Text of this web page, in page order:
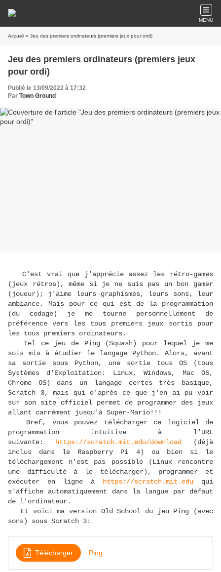
MENU
Accueil » Jeu des premiers ordinateurs (premiers jeux pour ordi)
Jeu des premiers ordinateurs (premiers jeux
pour ordi)
Publié le 13/09/2022 à 17:32
Par Town Ground
C'est vrai que j'apprécie assez les rétro-games
(jeux rétros), même si je ne suis pas un bon gamer
(joueur); j'aime leurs graphismes, leurs sons, leur
ambiance. Mais pour ce qui est de la programmation
(du codage) je me tourne personnellement de
préférence vers les tous premiers jeux sortis pour
les tous premiers ordinateurs.
Tel ce jeu de Ping (Squash) pour lequel je me
suis mis à étudier le langage Python. Alors, avant
sa sortie sous Python, une sortie tous OS (tous
Systèmes d'Exploitation: Linux, Windows, Mac OS,
Chrome OS) dans un langage certes très basique,
Scratch 3, mais qui d'après ce que j'en ai pu voir
sur son site officiel permet de programmer des jeux
allant carrément jusqu'à Super-Mario!!!
Bref, vous pouvez télécharger ce logiciel de
programmation intuitive à l'URL
suivante:
https://scratch.mit.edu/download
(déjà
inclus dans le Raspberry Pi 4) ou bien si le
téléchargement n'est pas possible (Linux rencontre
une difficulté à le télécharger), programmer et
exécuter en ligne à
https://scratch.mit.edu qui
s'affiche automatiquement dans la langue par défaut
de l'ordinateur.
Et voici ma version Old School du jeu Ping (avec
sons) sous Scratch 3:
Télécharger Ping